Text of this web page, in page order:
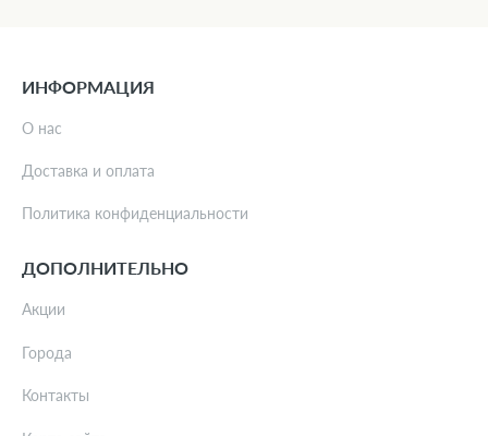
ИНФОРМАЦИЯ
О нас
Доставка и оплата
Политика конфиденциальности
ДОПОЛНИТЕЛЬНО
Акции
Города
Контакты